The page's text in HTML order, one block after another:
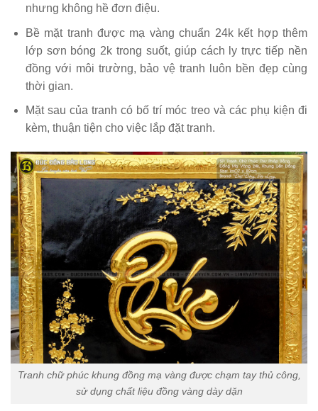
nhưng không hề đơn điệu.
Bề mặt tranh được mạ vàng chuẩn 24k kết hợp thêm
lớp sơn bóng 2k trong suốt, giúp cách ly trực tiếp nền
đồng với môi trường, bảo vệ tranh luôn bền đẹp cùng
thời gian.
Mặt sau của tranh có bố trí móc treo và các phụ kiện đi
kèm, thuận tiện cho việc lắp đặt tranh.
Tranh chữ phúc khung đồng mạ vàng được chạm tay thủ công,
sử dụng chất liệu đồng vàng dày dặn